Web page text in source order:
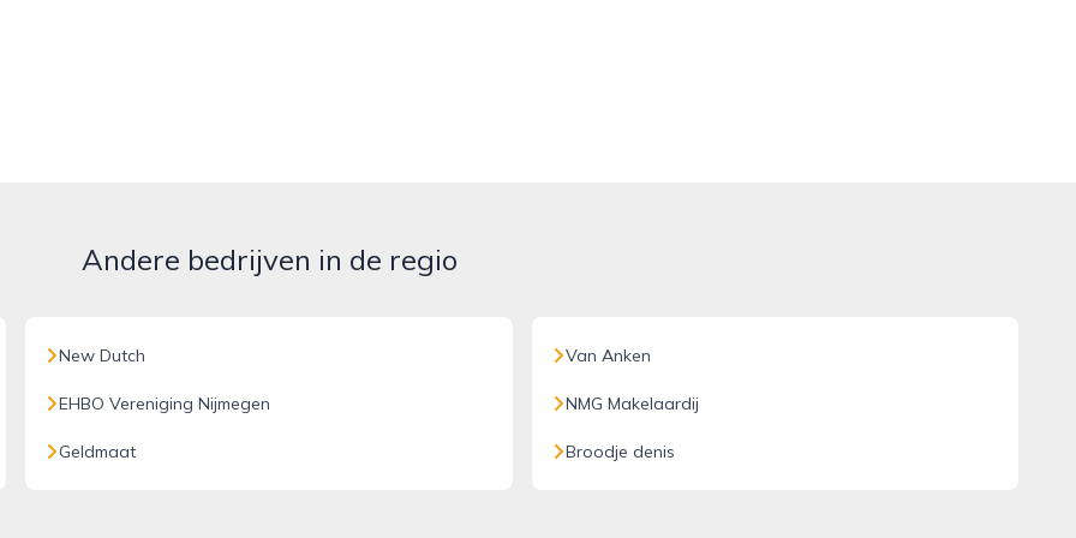
Andere bedrijven in de regio
New Dutch
EHBO Vereniging Nijmegen
Geldmaat
Van Anken
NMG Makelaardij
Broodje denis